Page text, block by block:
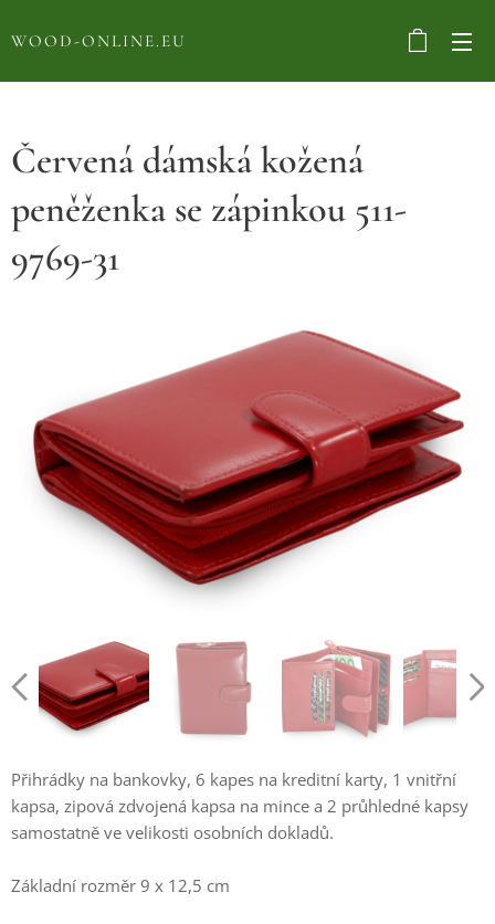
WOOD-ONLINE.EU
Červená dámská kožená
peněženka se zápinkou 511-
9769-31
Přihrádky na bankovky, 6 kapes na kreditní karty, 1 vnitřní
kapsa, zipová zdvojená kapsa na mince a 2 průhledné kapsy
samostatně ve velikosti osobních dokladů.
Základní rozměr 9 x 12,5 cm